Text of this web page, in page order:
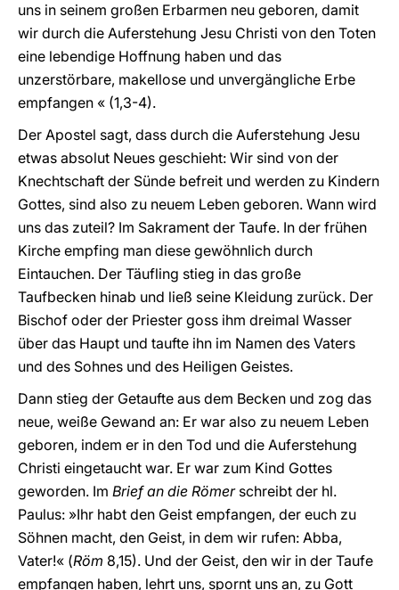
uns in seinem großen Erbarmen neu geboren, damit
wir durch die Auferstehung Jesu Christi von den Toten
eine lebendige Hoffnung haben und das
unzerstörbare, makellose und unvergängliche Erbe
empfangen « (1,3-4).
Der Apostel sagt, dass durch die Auferstehung Jesu
etwas absolut Neues geschieht: Wir sind von der
Knechtschaft der Sünde befreit und werden zu Kindern
Gottes, sind also zu neuem Leben geboren. Wann wird
uns das zuteil? Im Sakrament der Taufe. In der frühen
Kirche empfing man diese gewöhnlich durch
Eintauchen. Der Täufling stieg in das große
Taufbecken hinab und ließ seine Kleidung zurück. Der
Bischof oder der Priester goss ihm dreimal Wasser
über das Haupt und taufte ihn im Namen des Vaters
und des Sohnes und des Heiligen Geistes.
Dann stieg der Getaufte aus dem Becken und zog das
neue, weiße Gewand an: Er war also zu neuem Leben
geboren, indem er in den Tod und die Auferstehung
Christi eingetaucht war. Er war zum Kind Gottes
geworden. Im Brief an die Römer schreibt der hl.
Paulus: »Ihr habt den Geist empfangen, der euch zu
Söhnen macht, den Geist, in dem wir rufen: Abba,
Vater!« (Röm 8,15). Und der Geist, den wir in der Taufe
empfangen haben, lehrt uns, spornt uns an, zu Gott